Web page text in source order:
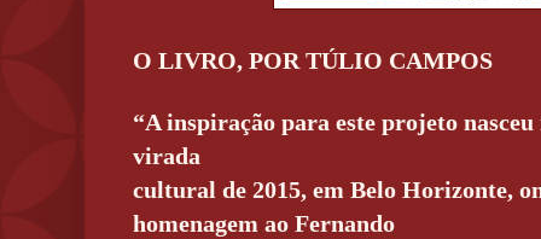
O LIVRO, POR TÚLIO CAMPOS
“A inspiração para este projeto
virada
cultural de 2015, em Belo Horizonte,
homenagem ao Fernando